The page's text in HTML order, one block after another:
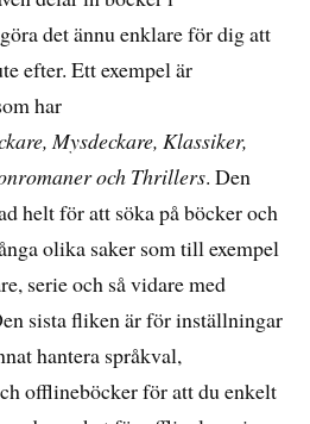
det ännu enklare för dig att
efter. Ett exempel är
har
Mysdeckare, Klassiker,
och Thrillers. Den
helt för att söka på böcker och
olika saker som till exempel
serie och så vidare med
sista fliken är för inställningar
hantera språkval,
offlineböcker för att du enkelt